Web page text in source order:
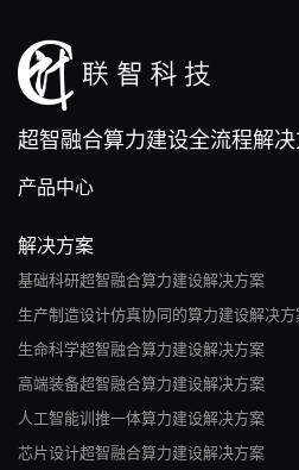
超智融合算力建设全流程解
产品中心
解决方案
基础科研超智融合算力建设解决方案
生产制造设计仿真协同的算力建设解决方
生命科学超智融合算力建设解决方案
高端装备超智融合算力建设解决方案
人工智能训推一体算力建设解决方案
芯片设计超智融合算力建设解决方案